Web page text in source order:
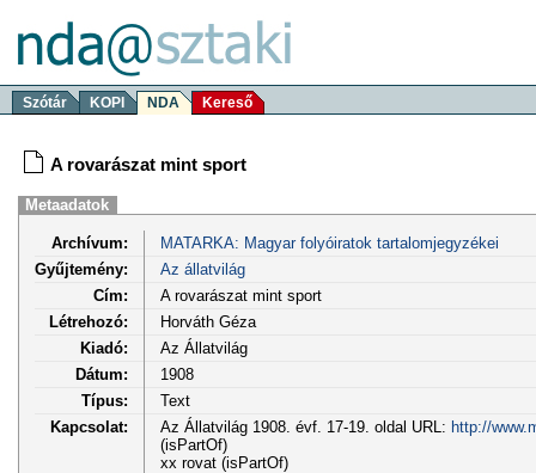
Szótár KOPI NDA Kereső
A rovarászat mint sport
Metaadatok
Archívum:
MATARKA: Magyar folyóiratok tartalomjegyzékei
Gyűjtemény:
Az állatvilág
Cím:
A rovarászat mint sport
Létrehozó:
Horváth Géza
Kiadó:
Az Állatvilág
Dátum:
1908
Típus:
Text
Kapcsolat:
Az Állatvilág 1908. évf. 17-19. oldal URL: http://
(isPartOf)
xx rovat (isPartOf)